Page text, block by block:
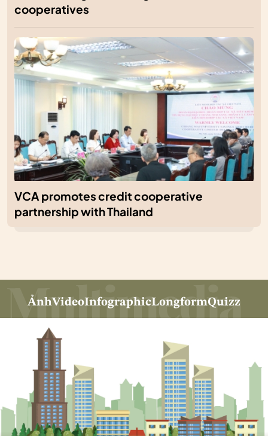
cooperatives
VCA promotes credit cooperative
partnership with Thailand
ẢnhVideoInfographicLongformQuizz